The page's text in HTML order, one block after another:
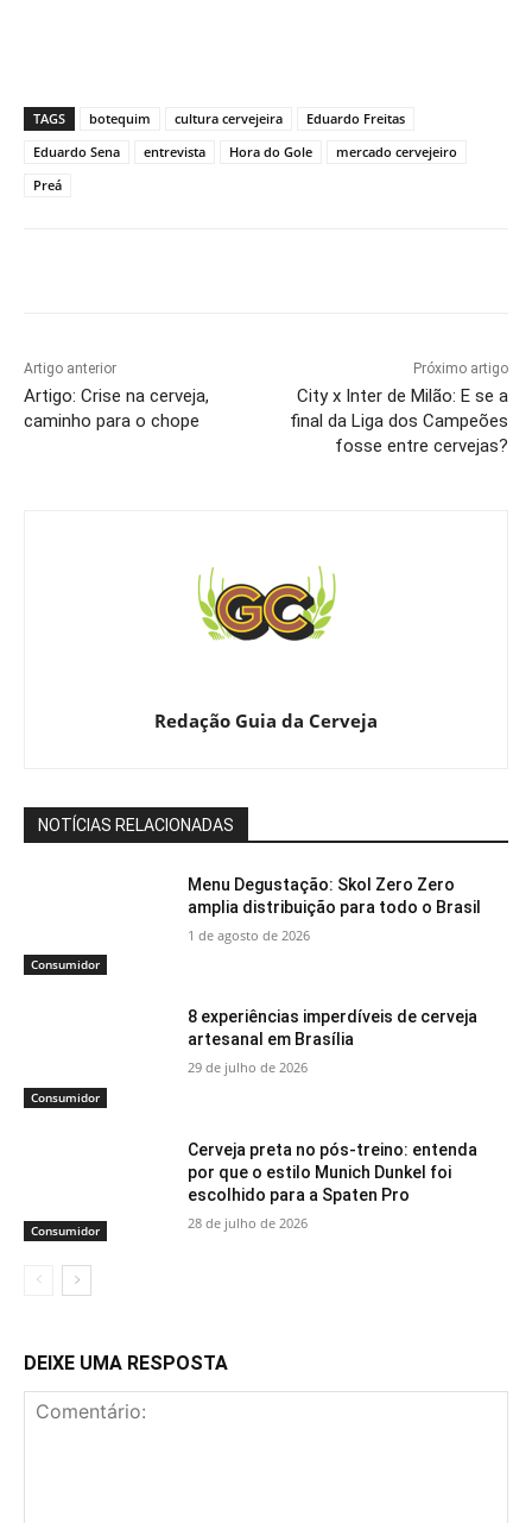
TAGS botequim cultura cervejeira
Eduardo Freitas
Eduardo Sena
entrevista Hora do Gole
mercado cervejeiro
Preá
Artigo anterior
Artigo: Crise na cerveja,
caminho para o chope
Próximo artigo
City x Inter de Milão: E se a
final da Liga dos Campeões
fosse entre cervejas?
Redação Guia da Cerveja
NOTÍCIAS RELACIONADAS
Consumidor
Menu Degustação: Skol Zero Zero
amplia distribuição para todo o Brasil
1 de agosto de 2026
Consumidor
8 experiências imperdíveis de cerveja
artesanal em Brasília
29 de julho de 2026
Consumidor
Cerveja preta no pós-treino: entenda
por que o estilo Munich Dunkel foi
escolhido para a Spaten Pro
28 de julho de 2026
DEIXE UMA RESPOSTA